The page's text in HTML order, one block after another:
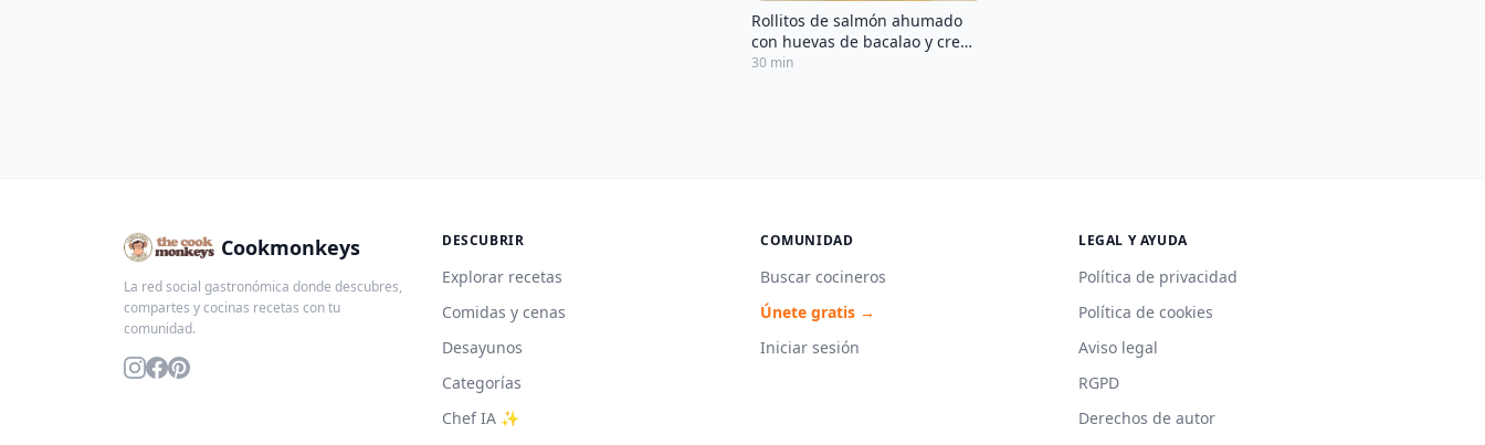
Rollitos de salmón ahumado
con huevas de bacalao y crema
de queso
30 min
Cookmonkeys
La red social gastronómica donde descubres,
compartes y cocinas recetas con tu
comunidad.
DESCUBRIR
Explorar recetas
Comidas y cenas
Desayunos
Categorías
Chef IA ✨
COMUNIDAD
Buscar cocineros
Únete gratis →
Iniciar sesión
LEGAL Y AYUDA
Política de privacidad
Política de cookies
Aviso legal
RGPD
Derechos de autor